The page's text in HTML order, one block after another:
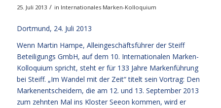
25. Juli 2013 / in Internationales Marken-Kolloquium
Dortmund, 24. Juli 2013
Wenn Martin Hampe, Alleingeschäftsführer der Steiff
Beteiligungs GmbH, auf dem 10. Internationalen Marken-
Kolloquium spricht, steht er für 133 Jahre Markenführung
bei Steiff. „Im Wandel mit der Zeit“ titelt sein Vortrag: Den
Markenentscheidern, die am 12. und 13. September 2013
zum zehnten Mal ins Kloster Seeon kommen, wird er